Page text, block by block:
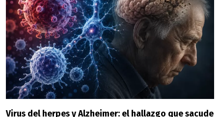
Virus del herpes y Alzheimer: el hallazgo que sacude